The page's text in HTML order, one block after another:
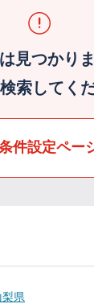
見つかり
索してく
件設定ペー
梨県